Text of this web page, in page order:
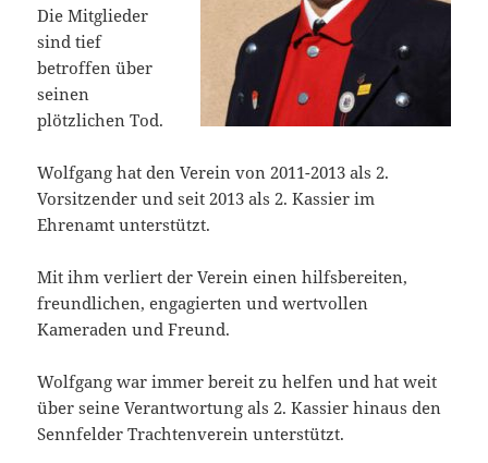
Die Mitglieder
sind tief
betroffen über
seinen
plötzlichen Tod.
Wolfgang hat den Verein von 2011-2013 als 2.
Vorsitzender und seit 2013 als 2. Kassier im
Ehrenamt unterstützt.
Mit ihm verliert der Verein einen hilfsbereiten,
freundlichen, engagierten und wertvollen
Kameraden und Freund.
Wolfgang war immer bereit zu helfen und hat weit
über seine Verantwortung als 2. Kassier hinaus den
Sennfelder Trachtenverein unterstützt.